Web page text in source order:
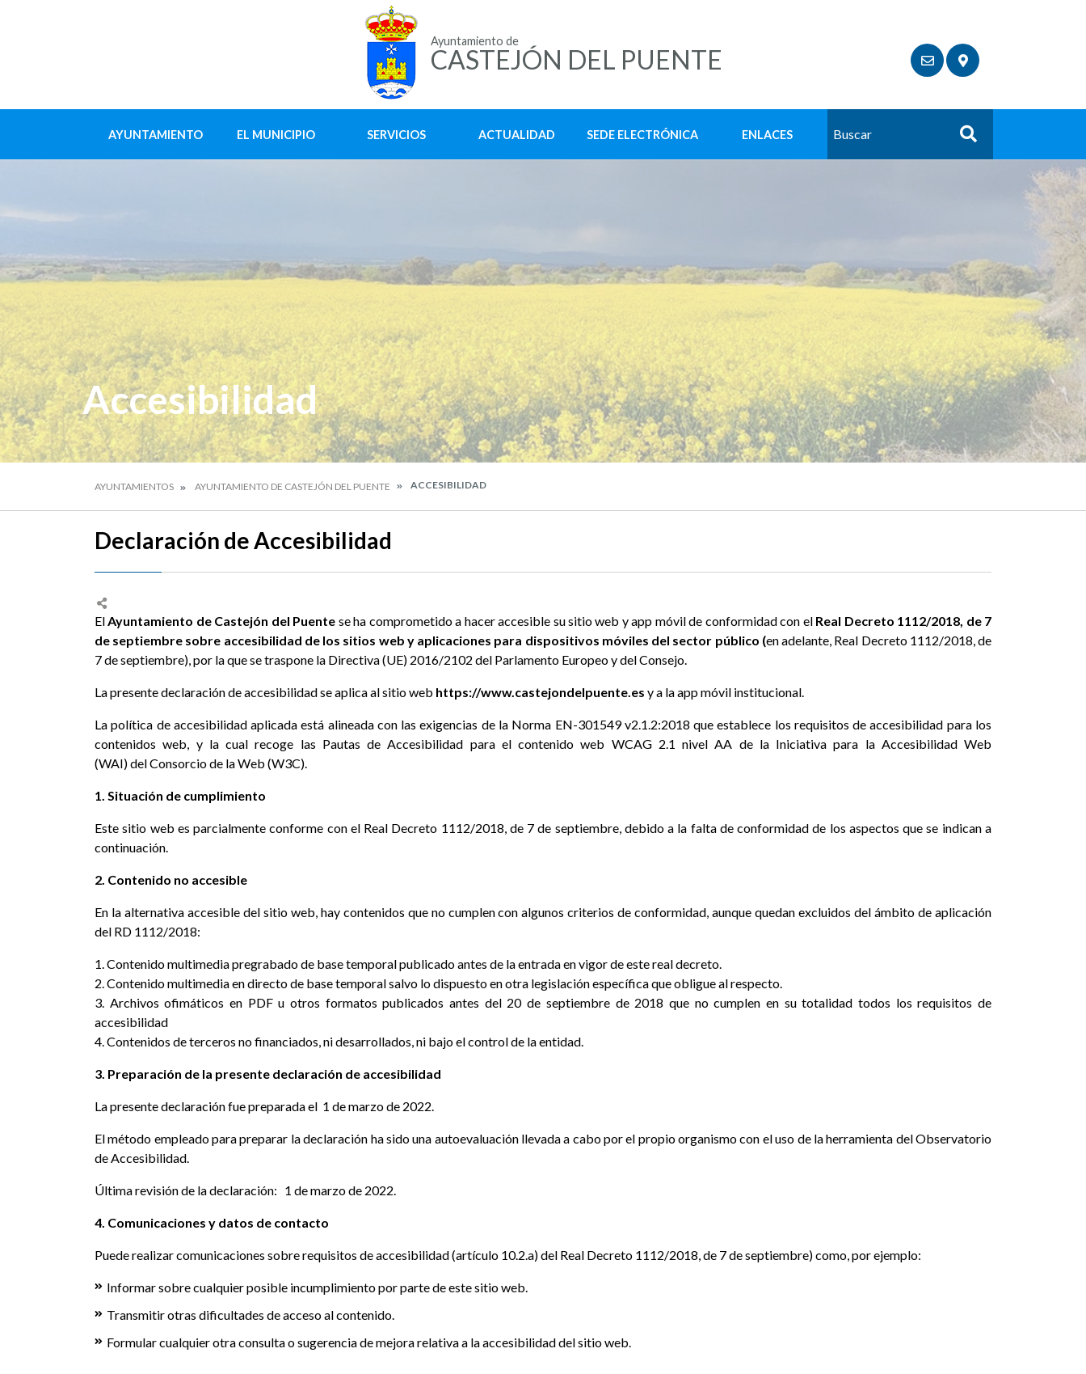
Ayuntamiento de
CASTEJÓN DEL PUENTE
AYUNTAMIENTO EL MUNICIPIO SERVICIOS ACTUALIDAD SEDE ELECTRÓNICA ENLACES Buscar
Accesibilidad
AYUNTAMIENTOS AYUNTAMIENTO DE CASTEJÓN DEL PUENTE ACCESIBILIDAD
Declaración de Accesibilidad
ElAyuntamiento de Castejón del Puente se ha comprometido a hacer accesible su sitio web y app móvil de conformidad con el Real Decreto 1112/2018, de 7
de septiembre sobre accesibilidad de los sitios web y aplicaciones para dispositivos móviles del sector público (en adelante, Real Decreto 1112/2018, de
7 de septiembre), por la que se traspone la Directiva (UE) 2016/2102 del Parlamento Europeo y del Consejo.
La presente declaración de accesibilidad se aplica al sitio web https://www.castejondelpuente.es y a la app móvil institucional.
La política de accesibilidad aplicada está alineada con las exigencias de la Norma EN-301549 v2.1.2:2018 que establece los requisitos de accesibilidad para los
contenidos web, y la cual recoge las Pautas de Accesibilidad para el contenido web WCAG 2.1 nivel AA de la Iniciativa para la Accesibilidad Web
(WAI) del Consorcio de la Web (W3C).
1. Situación de cumplimiento
Este sitio web es parcialmente conforme con el Real Decreto 1112/2018, de 7 de septiembre, debido a la falta de conformidad de los aspectos que se indican a
continuación.
2. Contenido no accesible
En la alternativa accesible del sitio web, hay contenidos que no cumplen con algunos criterios de conformidad, aunque quedan excluidos del ámbito de aplicación
del RD 1112/2018:
1. Contenido multimedia pregrabado de base temporal publicado antes de la entrada en vigor de este real decreto.
2. Contenido multimedia en directo de base temporal salvo lo dispuesto en otra legislación específica que obligue al respecto.
3. Archivos ofimáticos en PDF u otros formatos publicados antes del 20 de septiembre de 2018 que no cumplen en su totalidad todos los requisitos de
accesibilidad
4. Contenidos de terceros no financiados, ni desarrollados, ni bajo el control de la entidad.
3. Preparación de la presente declaración de accesibilidad
La presente declaración fue preparada el 1 de marzo de 2022.
El método empleado para preparar la declaración ha sido una autoevaluación llevada a cabo por el propio organismo con el uso de la herramienta del Observatorio
de Accesibilidad.
Última revisión de la declaración: 1 de marzo de 2022.
4. Comunicaciones y datos de contacto
Puede realizar comunicaciones sobre requisitos de accesibilidad (artículo 10.2.a) del Real Decreto 1112/2018, de 7 de septiembre) como, por ejemplo:
Informar sobre cualquier posible incumplimiento por parte de este sitio web.
Transmitir otras dificultades de acceso al contenido.
Formular cualquier otra consulta o sugerencia de mejora relativa a la accesibilidad del sitio web.